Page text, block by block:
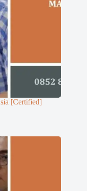
[Certified]